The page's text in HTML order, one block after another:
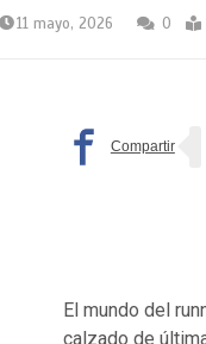
11 mayo, 2026 0
El mundo del
calzado de